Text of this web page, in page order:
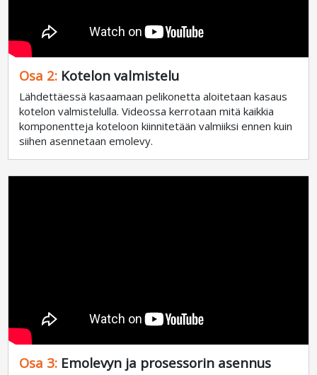
Osa 2: Kotelon valmistelu
Lähdettäessä kasaamaan pelikonetta aloitetaan kasaus
kotelon valmistelulla. Videossa kerrotaan mitä kaikkia
komponentteja koteloon kiinnitetään valmiiksi ennen kuin
siihen asennetaan emolevy.
Osa 3: Emolevyn ja prosessorin asennus